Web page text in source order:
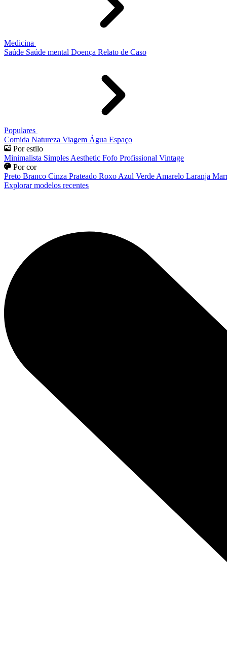
Medicina
Saúde Saúde mental Doença Relato de Caso
Populares
Comida Natureza Viagem Água Espaço
Por estilo
Minimalista Simples Aesthetic Fofo Profissional Vintage
Por cor
Preto Branco Cinza Prateado Roxo Azul Verde Amarelo Laranja
Explorar modelos recentes